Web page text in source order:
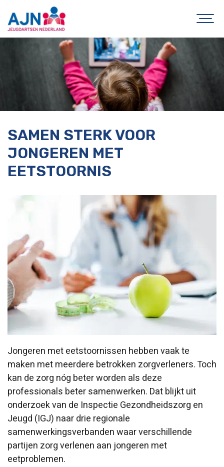
SAMEN STERK VOOR
JONGEREN MET
EETSTOORNIS
Jongeren met eetstoornissen hebben vaak te
maken met meerdere betrokken zorgverleners. Toch
kan de zorg nóg beter worden als deze
professionals beter samenwerken. Dat blijkt uit
onderzoek van de Inspectie Gezondheidszorg en
Jeugd (IGJ) naar drie regionale
samenwerkingsverbanden waar verschillende
partijen zorg verlenen aan jongeren met
eetproblemen.